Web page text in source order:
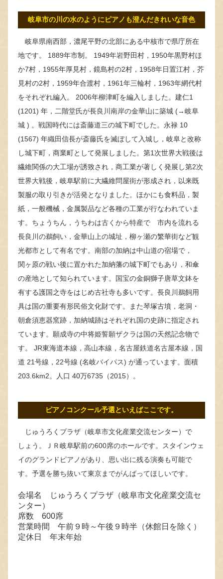
岐阜市の川の水のようにピアノも澄んだきれいな音色
岐阜県南西部，濃尾平野の北部にある中核市で県庁所在
地です。 1889年市制。 1949年岩野田村，1950年黒野村ほ
か7村，1955年厚見村，鏡島村の2村，1958年日置江村，芥
見村の2村，1959年合渡村，1961年三輪村，1963年網代村
をそれぞれ編入。 2006年柳津町を編入しました。建仁1
(1201) 年，二階堂氏が長良川南岸の金華山に築城 (→岐阜
城 ) 。戦国時代には斎藤道三の城下町でした。永禄 10
(1567) 年織田信長が斎藤氏を滅ぼして入城し，岐阜と改称
し城下町，商業町として発展しました。第1次世界大戦後は
繊維関係の大工場が誘致され，商工業が著しく発展し第2次
世界大戦後，岐阜駅前に大繊維問屋街が形成され，以来既
製服の取り引きが活発となりました。ほかにも食料品，製
紙，一般機械，金属製品など各種の工業が行なわれていま
す。ちょうちん，うちわは古くから特産で 市内を流れる
長良川の鵜飼い，金華山上の城址，柳ヶ瀬の繁華街など観
光都市として有名です。南部の加納は中山道の宿場で，
関ヶ原の戦い後に置かれた加納藩の城下町でもあり，和傘
の産地として知られています。国宝の金銅獅子唐草文鉢を
有する護国之寺をはじめ古社寺も多いです。長良川鵜飼用
具は国の重要有形民俗文化財です。また琴塚古墳，老洞・
朝倉須恵器窯跡，加納城跡はそれぞれ国の史跡に指定され
ています。願成寺の中将姫誓願ザクラは国の天然記念物で
す。 JR東海道本線，高山本線，名古屋鉄道名古屋本線，国
道 21号線，22号線 (名岐バイパス) が通っています。面積
203.6km2。人口 40万6735（2015）。
ピアノコンクール予選といえばここです。
じゅうろくプラザ（岐阜市文化産業交流センター）で
しょう。ＪＲ岐阜駅前の600席のホールです。スタインウェ
イのグランドピアノがあり、思い出に残る演奏も可能で
す。予選を勝ち抜いて東京までがんばってほしいです。
会場名 じゅうろくプラザ（岐阜市文化産業交流セ
ンター）
席数 600席
営業時間 午前９時～午後９時半（休館日を除く）
定休日 年末年始